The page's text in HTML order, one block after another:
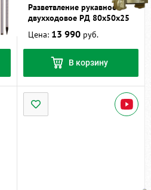
Разветвление рукавное
двухходовое РД 80х50х25
Цена: 13 990 руб.
В корзину